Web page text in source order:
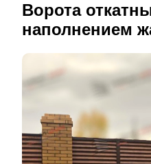
Ворота
наполнением